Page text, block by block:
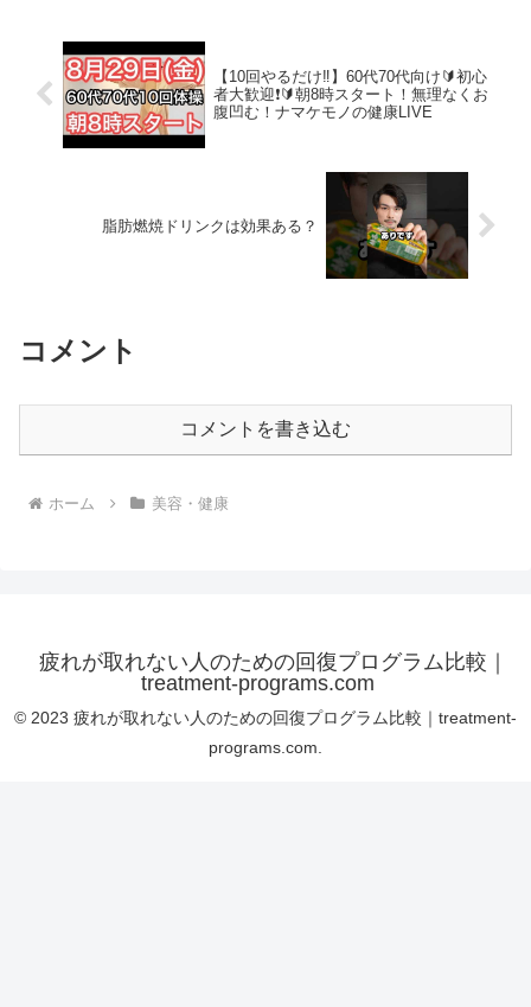
【10回やるだけ‼️】60代70代向け🔰初心
者大歓迎❗️🔰朝8時スタート！無理なくお
腹凹む！ナマケモノの健康LIVE
脂肪燃焼ドリンクは効果ある？
コメント
コメントを書き込む
ホーム 美容・健康
疲れが取れない人のための回復プログラム比較｜
treatment-programs.com
© 2023 疲れが取れない人のための回復プログラム比較｜treatment-
programs.com.